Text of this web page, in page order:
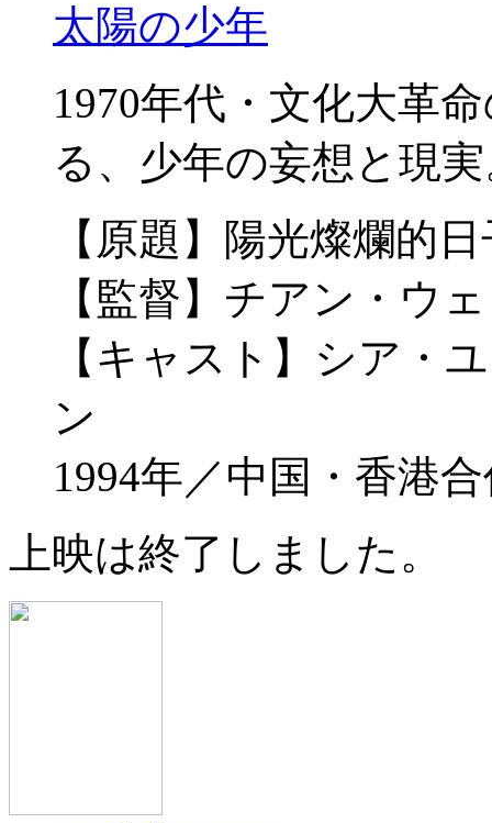
太陽の少年
1970年代・文化大革
る、少年の妄想と現
【原題】陽光燦爛的
【監督】チアン・ウ
【キャスト】シア・
ン
1994年／中国・香港
上映は終了しました。